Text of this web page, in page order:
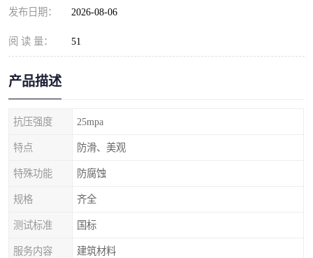
发布日期： 2026-08-06
阅 读 量： 51
产品描述
抗压强度 25mpa
特点 防滑、美观
特殊功能 防腐蚀
规格 齐全
测试标准 国标
服务内容 建筑材料